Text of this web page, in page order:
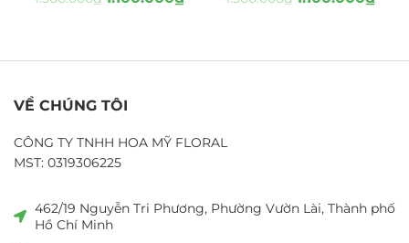
VỀ CHÚNG TÔI
CÔNG TY TNHH HOA MỸ FLORAL
MST: 0319306225
462/19 Nguyễn Tri Phương, Phường Vườn Lài, Thành phố
Hồ Chí Minh